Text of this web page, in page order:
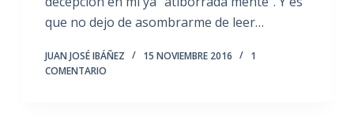
que no dejo de asombrarme de leer…
JUAN JOSÉ IBÁÑEZ 15 NOVIEMBRE 2016
1
COMENTARIO